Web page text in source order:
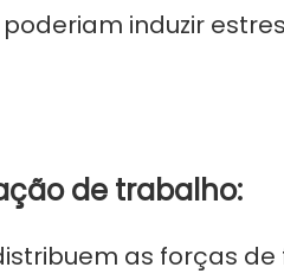
induzir
de trabalho:
as forças